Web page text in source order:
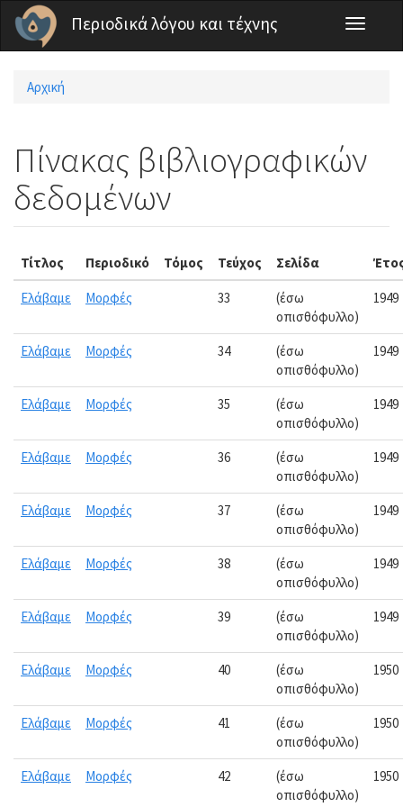
Παράκαμψη προς το κυρίως περιεχόμενο
Περιοδικά λόγου και τέχνης
Toggle
Είστε εδώ
Αρχική
Πίνακας βιβλιογραφικών
δεδομένων
Τίτλος Περιοδικό Τόμος Τεύχος Σελίδα
Ελάβαμε Μορφές 33
(έσω
οπισθόφυλλο)
1949
Ελάβαμε Μορφές 34
(έσω
οπισθόφυλλο)
1949
Ελάβαμε Μορφές 35
(έσω
οπισθόφυλλο)
1949
Ελάβαμε Μορφές 36
(έσω
οπισθόφυλλο)
1949
Ελάβαμε Μορφές 37
(έσω
οπισθόφυλλο)
1949
Ελάβαμε Μορφές 38
(έσω
οπισθόφυλλο)
1949
Ελάβαμε Μορφές 39
(έσω
οπισθόφυλλο)
1949
Ελάβαμε Μορφές 40
(έσω
οπισθόφυλλο)
1950
Ελάβαμε Μορφές 41
(έσω
οπισθόφυλλο)
1950
Ελάβαμε Μορφές 42
(έσω
οπισθόφυλλο)
1950